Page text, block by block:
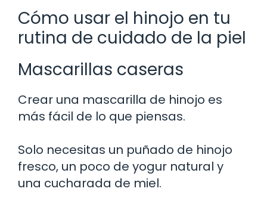
Cómo usar el hinojo en tu
rutina de cuidado de la piel
Mascarillas caseras
Crear una mascarilla de hinojo es
más fácil de lo que piensas.
Solo necesitas un puñado de hinojo
fresco, un poco de yogur natural y
una cucharada de miel.